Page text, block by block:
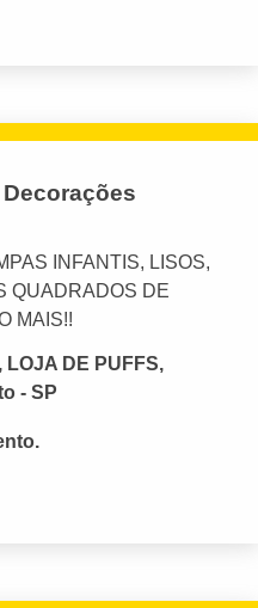
INFANTIS, LISOS,
QUADRADOS DE
MAIS!!
DE PUFFS,
- SP